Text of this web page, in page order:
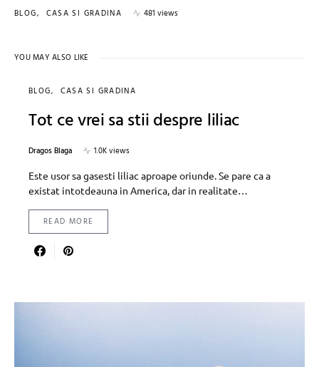
BLOG CASA SI GRADINA 481 views
YOU MAY ALSO LIKE
BLOG CASA SI GRADINA
Tot ce vrei sa stii despre liliac
Dragos Blaga
1.0K views
Este usor sa gasesti liliac aproape oriunde. Se pare ca a
existat intotdeauna in America, dar in realitate…
READ MORE